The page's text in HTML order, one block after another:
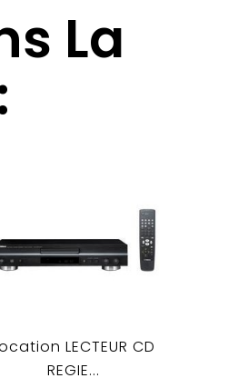
La
LECTEUR CD
REGIE...